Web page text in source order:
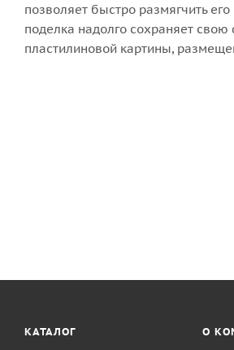
позволяет быстро размягчить
поделка надолго сохраняет
пластилиновой картины,
КАТАЛОГ О